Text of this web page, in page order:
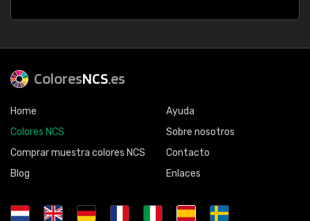
ColoresNCS.es
Home
Colores NCS
Comprar muestra colores NCS
Blog
Ayuda
Sobre nosotros
Contacto
Enlaces